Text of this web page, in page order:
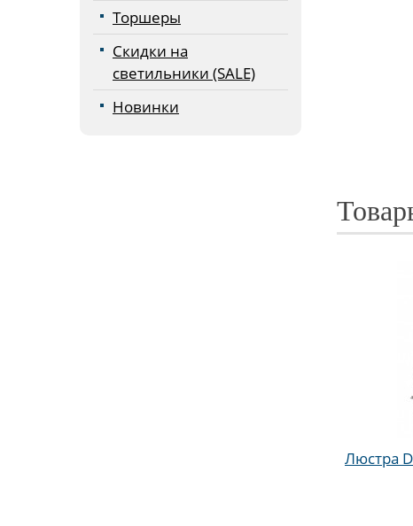
Торшеры
Скидки на
светильники (SALE)
Новинки
Люстра